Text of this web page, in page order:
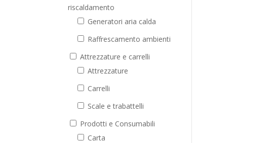
riscaldamento
Generatori aria calda
Raffrescamento ambienti
Attrezzature e carrelli
Attrezzature
Carrelli
Scale e trabattelli
Prodotti e Consumabili
Carta